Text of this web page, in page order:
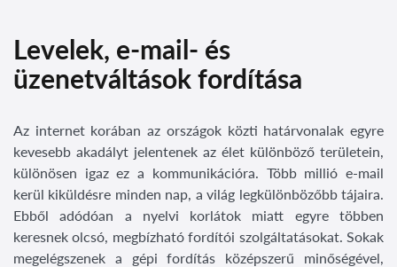
Levelek, e-mail- és
üzenetváltások fordítása
Az internet korában az országok közti határvonalak egyre
kevesebb akadályt jelentenek az élet különböző területein,
különösen igaz ez a kommunikációra. Több millió e-mail
kerül kiküldésre minden nap, a világ legkülönbözőbb tájaira.
Ebből adódóan a nyelvi korlátok miatt egyre többen
keresnek olcsó, megbízható fordítói szolgáltatásokat. Sokak
megelégszenek a gépi fordítás középszerű minőségével,